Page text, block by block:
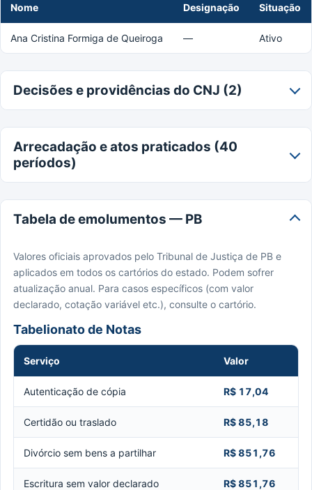
Nome Designação Situação
Ana Cristina Formiga de Queiroga — Ativo
Decisões e providências do CNJ (2)
Arrecadação e atos praticados (40
períodos)
Tabela de emolumentos — PB
Valores oficiais aprovados pelo Tribunal de Justiça de PB e
aplicados em todos os cartórios do estado. Podem sofrer
atualização anual. Para casos específicos (com valor
declarado, cotação variável etc.), consulte o cartório.
Tabelionato de Notas
Serviço Valor
Autenticação de cópia R$ 17,04
Certidão ou traslado R$ 85,18
Divórcio sem bens a partilhar R$ 851,76
Escritura sem valor declarado R$ 851,76